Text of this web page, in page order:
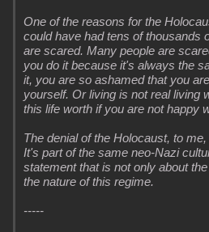
One of the reasons for the
could have had tens of thousands
are scared. Many people are
you do it because it's always the
it, you are so ashamed that you
yourself. Or living is not real living
this life worth if you are not happy
The denial of the Holocaust, to
It's part of the same neo-Nazi
statement that is not only about
the nature of this regime.
-----